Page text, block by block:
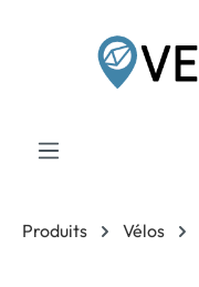
Produits Vélos